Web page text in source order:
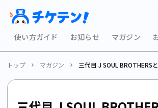
使い方ガイド お知らせ マガジン
トップ マガジン